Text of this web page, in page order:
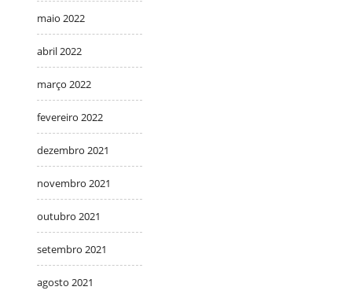
maio 2022
abril 2022
março 2022
fevereiro 2022
dezembro 2021
novembro 2021
outubro 2021
setembro 2021
agosto 2021